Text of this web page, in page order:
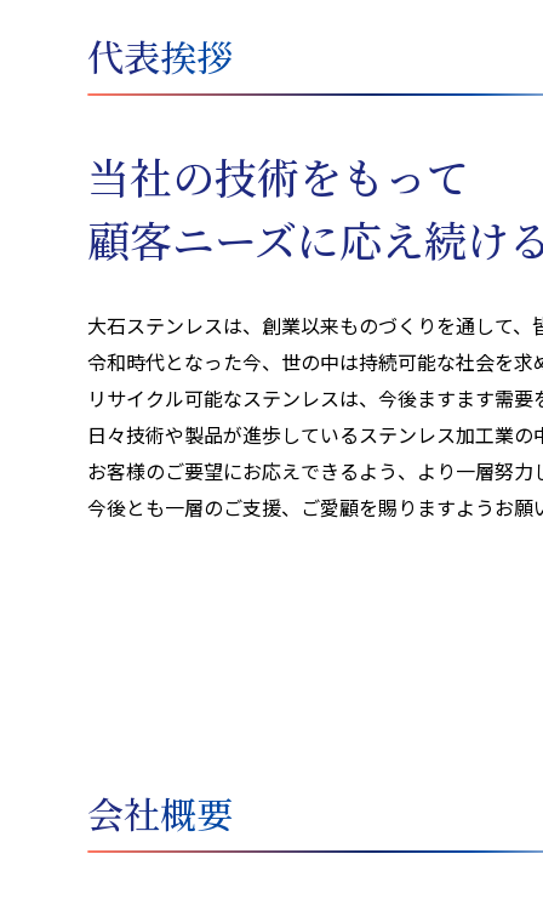
代表挨拶
当社の技術をもって
顧客ニーズに応え続け
大石ステンレスは、創業以来ものづくりを通して
令和時代となった今、世の中は持続可能な社会を求
リサイクル可能なステンレスは、今後ますます需
日々技術や製品が進歩しているステンレス加工業
お客様のご要望にお応えできるよう、より一層努力
今後とも一層のご支援、ご愛顧を賜りますようお願
会社概要